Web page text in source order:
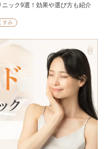
ック9選！効果や選び方も紹介
すみ